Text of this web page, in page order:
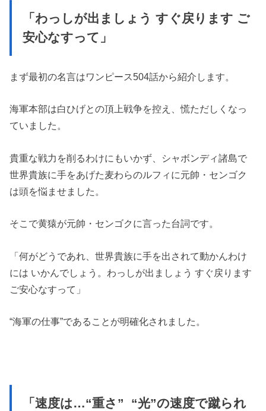
「わっしが出ましょう すぐ戻ります ご
安心なすって」
まず最初の名言はワンピース504話から紹介します。
海軍本部は白ひげとの頂上戦争を控え、慌ただしくなっ
ていました。
貴重な戦力を削るわけにもいかず、シャボンディ諸島で
世界貴族に手をあげた麦わらのルフィに元帥・センゴク
は頭を悩ませました。
そこで黄猿が元帥・センゴクに言った台詞です。
「何がどうであれ、世界貴族に手を出されて動かんわけ
には いかんでしょう。わっしが出ましょう すぐ戻ります
ご安心なすって」
“海軍の仕事”であることが明確化されました。
「速度は…“重さ” “光”の速度で蹴られ